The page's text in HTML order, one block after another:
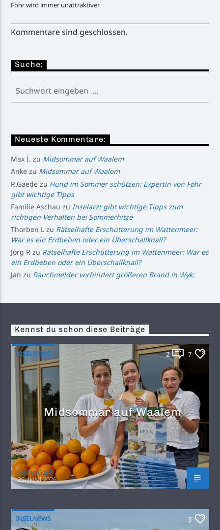
Föhr wird immer unattraktiver
Kommentare sind geschlossen.
Suche:
Neueste Kommentare:
Max I. zu Midsommar auf Waalem
Anke zu Midsommar auf Waalem
R.Gaede zu Hund im Sommer schützen: Expertin von Föhr
gibt wichtige Tipps
Familie Aschau zuInselarzt gibt wichtige Tipps zum
richtigen Verhalten bei Sommerhitze
Thorben L zu Rätselhafte Erschütterung im Wattenmeer:
War es ein Erdbeben oder ein Überschallknall?
Jörg R zu Rätselhafte Erschütterung im Wattenmeer: War es
ein Erdbeben oder ein Überschallknall?
Jan zu Rauchmelder verhindert größeren Brand in Wyk:
Kennst du schon diese Beiträge
INSELNEWS 2 7
Midsommar auf Waalem
Stefan Gaul
29. JUNI 2026
INSELNEWS 3